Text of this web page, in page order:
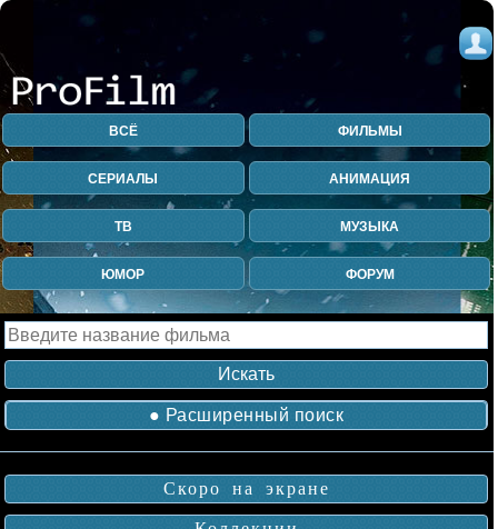
ВСЁ ФИЛЬМЫ
СЕРИАЛЫ АНИМАЦИЯ
ТВ МУЗЫКА
ЮМОР ФОРУМ
● Расширенный поиск
Скоро на экране